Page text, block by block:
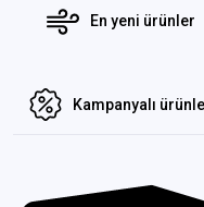
En yeni ürünler
Kampanyalı